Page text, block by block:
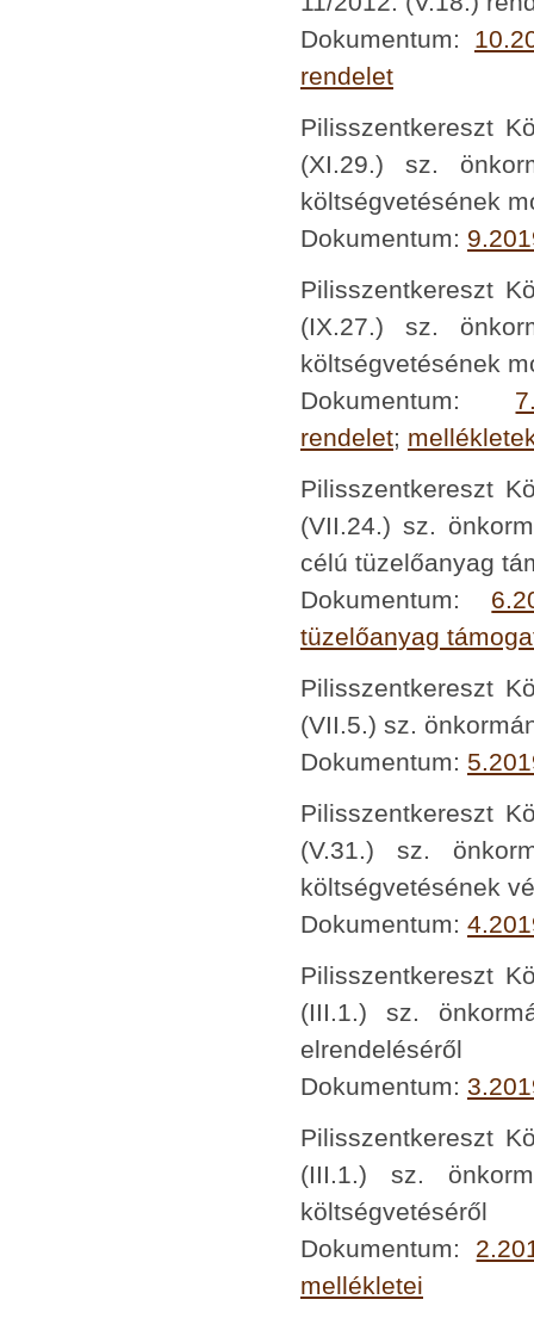
Dokumentum:
rendelet
Pilisszentkereszt
(XI.29.) sz.
költségvetésének
Dokumentum:
Pilisszentkereszt
(IX.27.) sz.
költségvetésének
Dokumentum:
rendelet;
Pilisszentkereszt
(VII.24.) sz.
célú tüzelőanyag
Dokumentum:
tüzelőanyag
Pilisszentkereszt
(VII.5.) sz.
Dokumentum:
Pilisszentkereszt
(V.31.) sz.
költségvetésének
Dokumentum:
Pilisszentkereszt
(III.1.) sz.
elrendeléséről
Dokumentum:
Pilisszentkereszt
(III.1.) sz.
költségvetéséről
Dokumentum:
mellékletei